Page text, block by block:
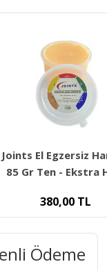
Joints El Egzersiz
85 Gr Ten - Ekstra
380,00TL
Ödeme